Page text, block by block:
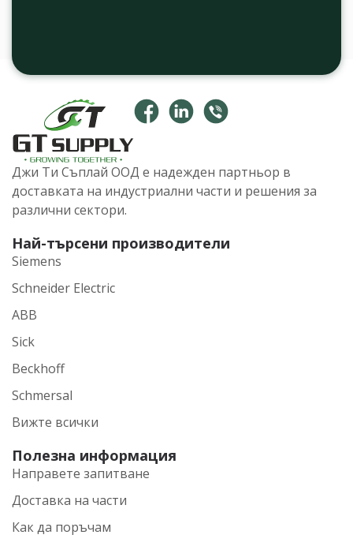
Джи Ти Съплай ООД е надежден партньор в
доставката на индустриални части и решения за
различни сектори.
Най-търсени производители
Siemens
Schneider Electric
ABB
Sick
Beckhoff
Schmersal
Вижте всички
Полезна информация
Направете запитване
Доставка на части
Как да поръчам